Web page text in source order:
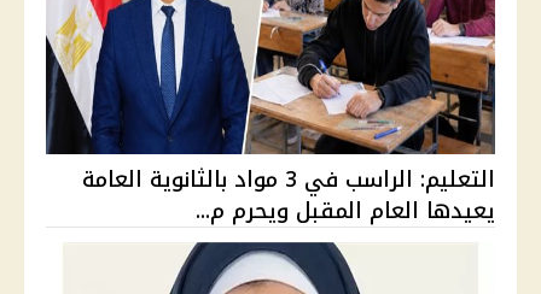
التعليم: الراسب في 3 مواد بالثانوية العامة
يعيدها العام المقبل ويحرم م...